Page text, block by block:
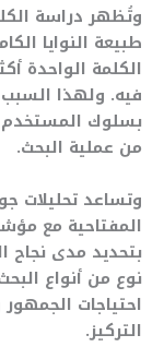
وتُظهر دراسة
طبيعة النوايا
الكلمة الواحدة
فيه. ولهذا
بسلوك
من عملية البحث.
وتساعد تحليلات
المفتاحية مع
بتحديد مدى نجاح
نوع من أنواع
احتياجات
التركيز.